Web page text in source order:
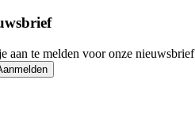
aan te melden voor onze nieuwsbrief